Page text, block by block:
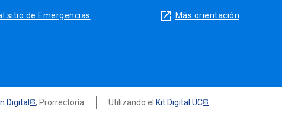
sitio de Emergencias launch Más orientación
Digital , Prorrectoría Utilizando el Kit Digital UC